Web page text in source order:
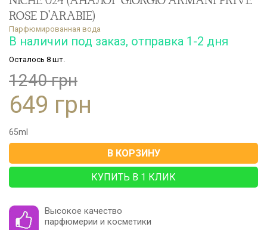
ROSE D'ARABIE)
Парфюмированная вода
В наличии под заказ, отправка 1-2 дня
Осталось 8 шт.
1240 грн
649 грн
65ml
В КОРЗИНУ
КУПИТЬ В 1 КЛИК
Высокое качество
парфюмерии и косметики